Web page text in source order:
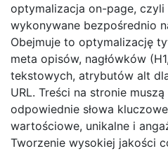
optymalizacja on-page, czyli
wykonywane bezpośrednio
Obejmuje to optymalizację
meta opisów, nagłówków
tekstowych, atrybutów alt
URL. Treści na stronie
odpowiednie słowa
wartościowe, unikalne i
Tworzenie wysokiej jakości